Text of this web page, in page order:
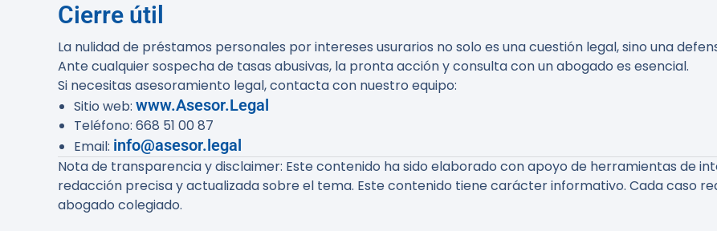
Cierre útil
La nulidad de préstamos personales por intereses usurarios no solo es una cuestión legal, sino una
Ante cualquier sospecha de tasas abusivas, la pronta acción y consulta con un abogado es esencial.
Si necesitas asesoramiento legal, contacta con nuestro equipo:
Sitio web: www.Asesor.Legal
Teléfono: 668 51 00 87
Email: info@asesor.legal
Nota de transparencia y disclaimer: Este contenido ha sido elaborado con apoyo de herramientas de
redacción precisa y actualizada sobre el tema. Este contenido tiene carácter informativo. Cada caso
abogado colegiado.